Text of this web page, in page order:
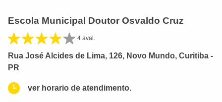
Escola Municipal Doutor Osvaldo Cruz
4 aval.
Rua José Alcides de Lima, 126, Novo Mundo, Curitiba -
PR
ver horario de atendimento.